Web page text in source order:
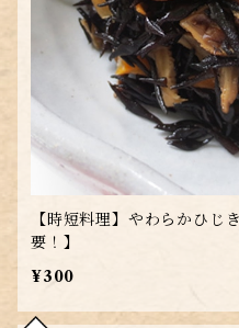
【時短料理】やわらかひじ
要！】
¥300